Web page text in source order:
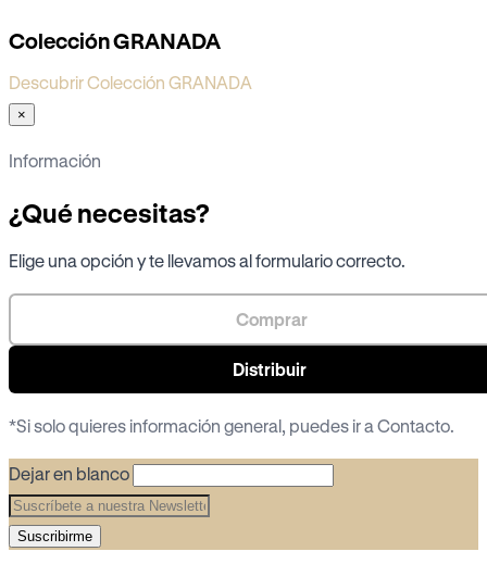
Colección GRANADA
Descubrir Colección GRANADA
×
Información
¿Qué necesitas?
Elige una opción y te llevamos al formulario correcto.
Comprar
Distribuir
*Si solo quieres información general, puedes ir aContacto.
Dejar en blanco
Suscribirme